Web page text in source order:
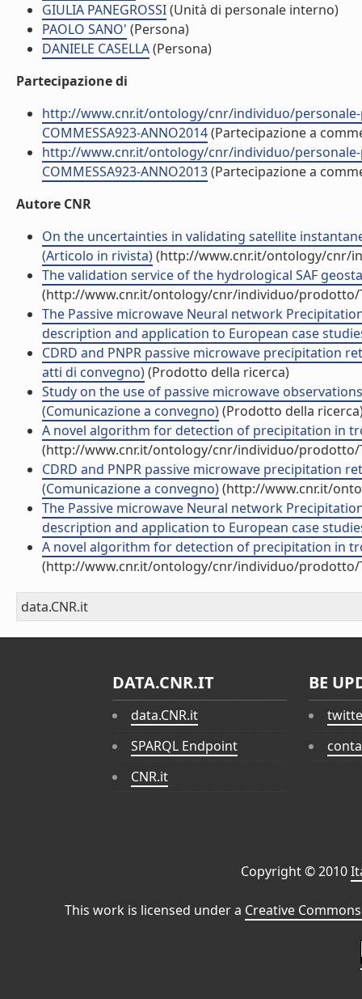
GIULIA PANEGROSSI(Unità di personale interno)
PAOLO SANO' (Persona)
DANIELE CASELLA(Persona)
Partecipazione di
http://www.cnr.it/ontology/cnr/individuo/
COMMESSA923-ANNO2014(Partecipazione a
http://www.cnr.it/ontology/cnr/individuo/
COMMESSA923-ANNO2013(Partecipazione a
Autore CNR
On the uncertainties in validating satellite
(Articolo in rivista)(http://www.cnr.it/ontology/cnr/
The validation service of the hydrological SAF
(http://www.cnr.it/ontology/cnr/individuo/prodotto/
The Passive microwave Neural network
description and application to European case
CDRD and PNPR passive microwave precipitation
atti di convegno)(Prodotto della ricerca)
Study on the use of passive microwave
(Comunicazione a convegno)(Prodotto della
A novel algorithm for detection of precipitation in
(http://www.cnr.it/ontology/cnr/individuo/prodotto/
CDRD and PNPR passive microwave precipitation
(Comunicazione a convegno)(http://www.cnr.it/
The Passive microwave Neural network
description and application to European case
A novel algorithm for detection of precipitation in
(http://www.cnr.it/ontology/cnr/individuo/prodotto/
data.CNR.it
DATA.CNR.IT
data.CNR.it
SPARQL Endpoint
CNR.it
BE
Copyright © 2010
This work is licensed under a Creative